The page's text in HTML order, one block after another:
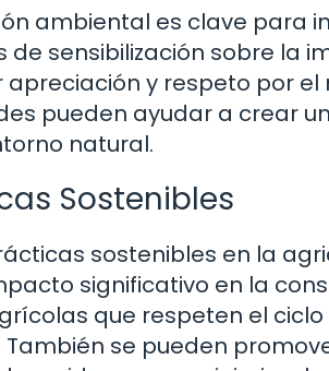
ambiental es clave para
de sensibilización sobre la
apreciación y respeto por
pueden ayudar a crear
natural.
Sostenibles
sostenibles en la
significativo en la
que respeten el
También se pueden